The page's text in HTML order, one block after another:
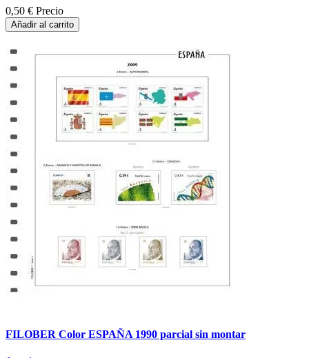
0,50 € Precio
Añadir al carrito
FILOBER Color ESPAÑA 1990 parcial sin montar